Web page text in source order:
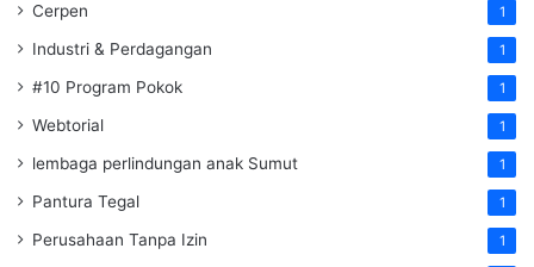
Cerpen 1
Industri & Perdagangan 1
#10 Program Pokok 1
Webtorial 1
lembaga perlindungan anak Sumut 1
Pantura Tegal 1
Perusahaan Tanpa Izin 1